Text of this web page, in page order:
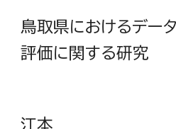
鳥取県におけるデー
評価に関する研究
江本